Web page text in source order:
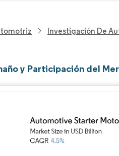
Investigación De
y Participación del